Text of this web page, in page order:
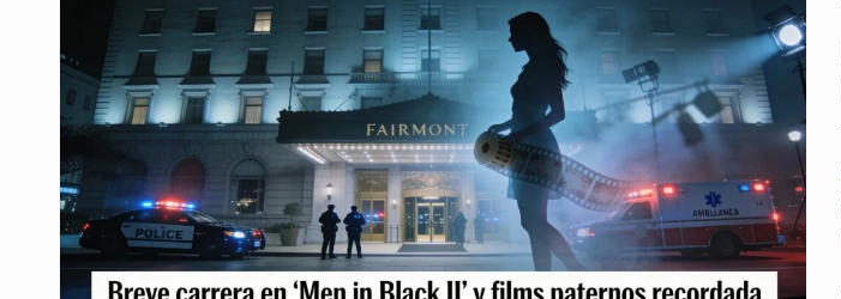
e
|
N
o
ti
c